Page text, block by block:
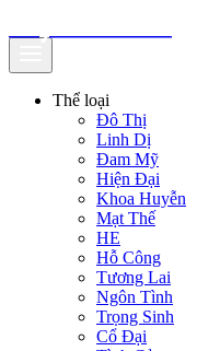
Thể loại
Đô Thị
Linh Dị
Đam Mỹ
Hiện Đại
Khoa Huyễn
Mạt Thế
HE
Hỗ Công
Tương Lai
Ngôn Tình
Trọng Sinh
Cổ Đại